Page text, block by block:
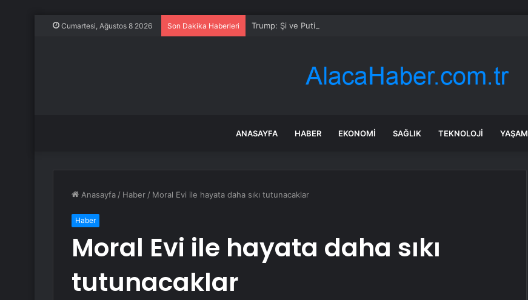
Cumartesi, Ağustos 8 2026 Son Dakika Haberleri Trump: Şi ve Putin İran’a silah satmayacaklarını söyledi
ANASAYFA HABER EKONOMI SAĞLIK TEKNOLOJI YAŞAM
Anasayfa / Haber / Moral Evi ile hayata daha sıkı tutunacaklar
Haber
Moral Evi ile hayata daha sıkı
tutunacaklar